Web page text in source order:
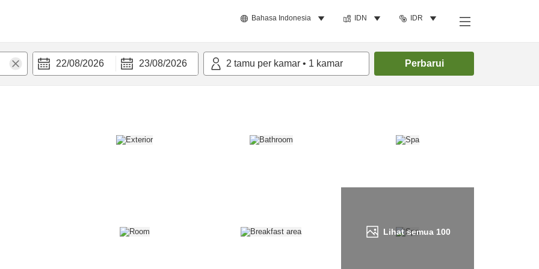
Bahasa Indonesia IDN IDR
22/08/2026 23/08/2026 2 tamu per kamar • 1 kamar Perbarui
Lihat semua 100
Cari kamar